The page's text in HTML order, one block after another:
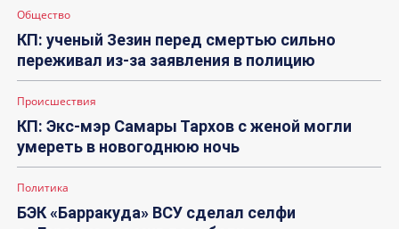
Общество
КП: ученый Зезин перед смертью сильно
переживал из-за заявления в полицию
Происшествия
КП: Экс-мэр Самары Тархов с женой могли
умереть в новогоднюю ночь
Политика
БЭК «Барракуда» ВСУ сделал селфи